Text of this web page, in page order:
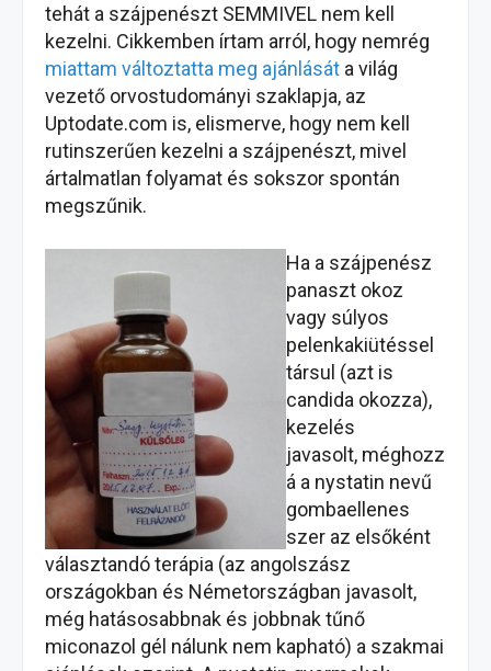
tehát a szájpenészt SEMMIVEL nem kell
kezelni. Cikkemben írtam arról, hogy nemrég
miattam változtatta meg ajánlását a világ
vezető orvostudományi szaklapja, az
Uptodate.com is, elismerve, hogy nem kell
rutinszerűen kezelni a szájpenészt, mivel
ártalmatlan folyamat és sokszor spontán
megszűnik.
Ha a szájpenész
panaszt okoz
vagy súlyos
pelenkakiütéssel
társul (azt is
candida okozza),
kezelés
javasolt, méghozz
á a nystatin nevű
gombaellenes
szer az elsőként
választandó terápia (az angolszász
országokban és Németországban javasolt,
még hatásosabbnak és jobbnak tűnő
miconazol gél nálunk nem kapható) a szakmai